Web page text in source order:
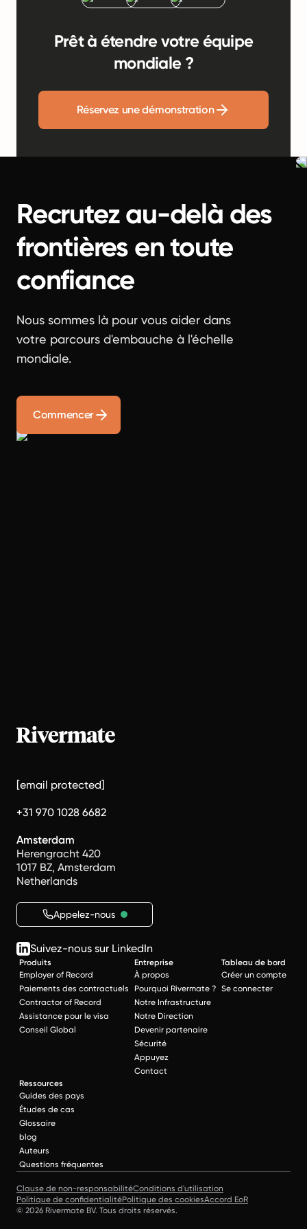
Prêt à étendre votre équipe
mondiale ?
Réservez une démonstration
Recrutez au-delà des
frontières en toute
confiance
Nous sommes là pour vous aider dans
votre parcours d'embauche à l'échelle
mondiale.
Commencer
[email protected]
+31 970 1028 6682
Amsterdam
Herengracht 420
1017 BZ, Amsterdam
Netherlands
Appelez-nous
Suivez-nous sur LinkedIn
Produits
Employer of Record
Paiements des contractuels
Contractor of Record
Assistance pour le visa
Conseil Global
Entreprise
À propos
Pourquoi Rivermate ?
Notre Infrastructure
Notre Direction
Devenir partenaire
Sécurité
Appuyez
Contact
Tableau de bord
Créer un compte
Se connecter
Ressources
Guides des pays
Études de cas
Glossaire
blog
Auteurs
Questions fréquentes
Clause de non-responsabilitéConditions d'utilisation
Politique de confidentialitéPolitique des cookiesAccord EoR
© 2026 Rivermate BV. Tous droits réservés.